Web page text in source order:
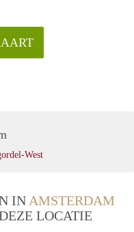
West
IN AMSTERDAM
LOCATIE